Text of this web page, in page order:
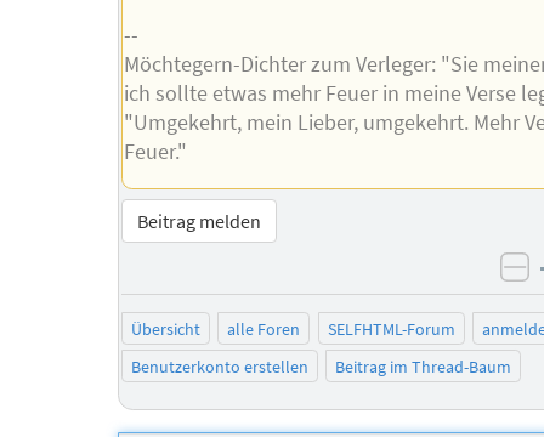
--
Möchtegern-Dichter zum Verleger: "Sie
ich sollte etwas mehr Feuer in meine Verse
"Umgekehrt, mein Lieber, umgekehrt. Mehr
Feuer."
Beitrag melden
Übersicht alle Foren SELFHTML-Forum
Benutzerkonto erstellen
Beitrag im Thread-Baum